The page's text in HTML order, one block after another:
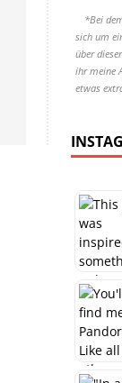
*Bei
sich um
über
ihr meine
etwas